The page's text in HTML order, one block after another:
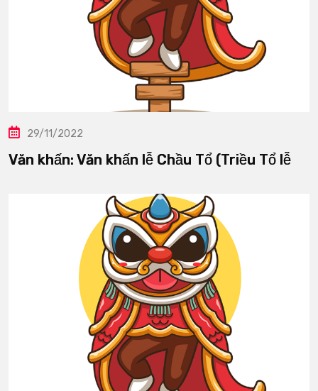
29/11/2022
Văn khấn: Văn khấn lễ Chầu Tổ (Triều Tổ lễ